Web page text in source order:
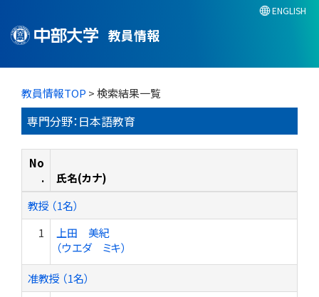
教員情報
ENGLISH
教員情報TOP > 検索結果一覧
専門分野：日本語教育
No
.
氏名(カナ)
教授 （1名）
1
上田 美紀
（ウエダ ミキ）
准教授 （1名）